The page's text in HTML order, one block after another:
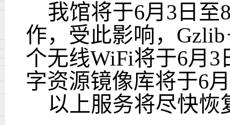
我馆将于6月 3 日至
作，受此影响， Gzlib
个无线WiFi将于6月 3
字资源镜像库将于6月
以上服务将尽快恢